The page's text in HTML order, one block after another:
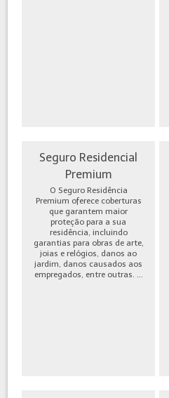
Seguro Residencial
Premium
O Seguro Residência
Premium oferece coberturas
que garantem maior
proteção para a sua
residência, incluindo
garantias para obras de arte,
joias e relógios, danos ao
jardim, danos causados aos
empregados, entre outras. ...